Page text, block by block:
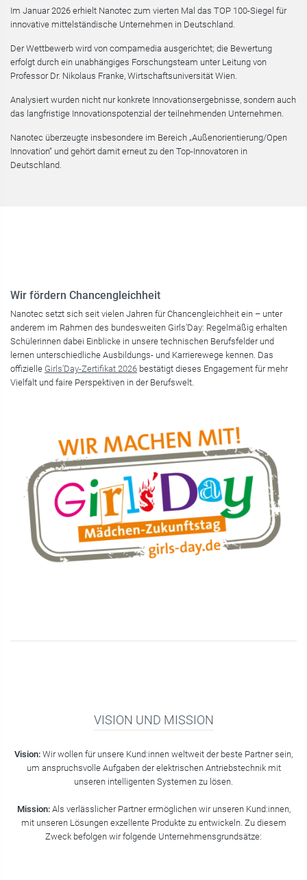
Im Januar 2026 erhielt Nanotec zum vierten Mal das TOP 100-Siegel für
innovative mittelständische Unternehmen in Deutschland.
Der Wettbewerb wird von compamedia ausgerichtet; die Bewertung
erfolgt durch ein unabhängiges Forschungsteam unter Leitung von
Professor Dr. Nikolaus Franke, Wirtschaftsuniversität Wien.
Analysiert wurden nicht nur konkrete Innovationsergebnisse, sondern auch
das langfristige Innovationspotenzial der teilnehmenden Unternehmen.
Nanotec überzeugte insbesondere im Bereich „Außenorientierung/Open
Innovation“ und gehört damit erneut zu den Top-Innovatoren in
Deutschland.
Wir fördern Chancengleichheit
Nanotec setzt sich seit vielen Jahren für Chancengleichheit ein – unter
anderem im Rahmen des bundesweiten Girls’Day: Regelmäßig erhalten
Schülerinnen dabei Einblicke in unsere technischen Berufsfelder und
lernen unterschiedliche Ausbildungs- und Karrierewege kennen. Das
offizielle Girls’Day-Zertifikat 2026 bestätigt dieses Engagement für mehr
Vielfalt und faire Perspektiven in der Berufswelt.
VISION UND MISSION
Vision: Wir wollen für unsere Kund:innen weltweit der beste Partner sein,
um anspruchsvolle Aufgaben der elektrischen Antriebstechnik mit
unseren intelligenten Systemen zu lösen.
Mission: Als verlässlicher Partner ermöglichen wir unseren Kund:innen,
mit unseren Lösungen exzellente Produkte zu entwickeln. Zu diesem
Zweck befolgen wir folgende Unternehmensgrundsätze: